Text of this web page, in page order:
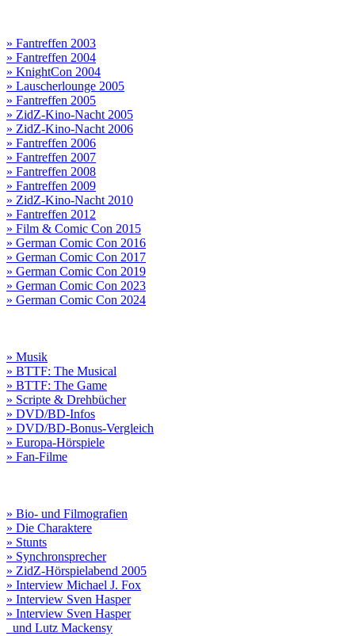
» Fantreffen 2003
» Fantreffen 2004
» KnightCon 2004
» Lauscherlounge 2005
» Fantreffen 2005
» ZidZ-Kino-Nacht 2005
» ZidZ-Kino-Nacht 2006
» Fantreffen 2006
» Fantreffen 2007
» Fantreffen 2008
» Fantreffen 2009
» ZidZ-Kino-Nacht 2010
» Fantreffen 2012
» Film & Comic Con 2015
» German Comic Con 2016
» German Comic Con 2017
» German Comic Con 2019
» German Comic Con 2023
» German Comic Con 2024
» Musik
» BTTF: The Musical
» BTTF: The Game
» Scripte & Drehbücher
» DVD/BD-Infos
» DVD/BD-Bonus-Vergleich
» Europa-Hörspiele
» Fan-Filme
» Bio- und Filmografien
» Die Charaktere
» Stunts
» Synchronsprecher
» ZidZ-Hörspielabend 2005
» Interview Michael J. Fox
» Interview Sven Hasper
» Interview Sven Hasper
und Lutz Mackensy